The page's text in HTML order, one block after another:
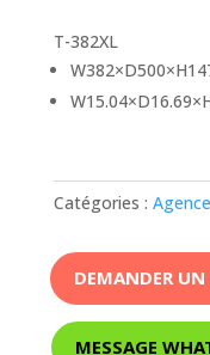
T-382XL
Catégories :
DEMANDER
MESSAGE